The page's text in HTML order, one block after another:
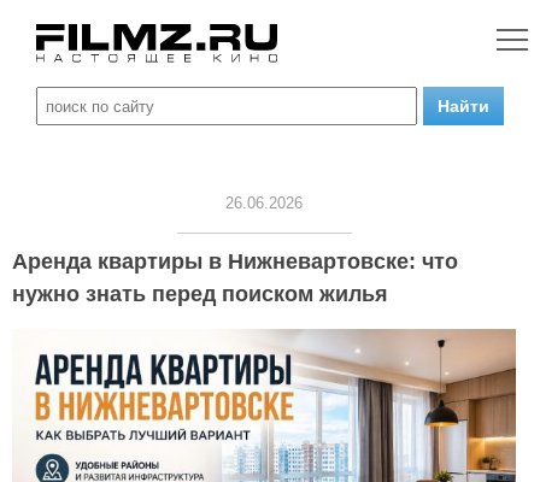
26.06.2026
Аренда квартиры в Нижневартовске: что
нужно знать перед поиском жилья